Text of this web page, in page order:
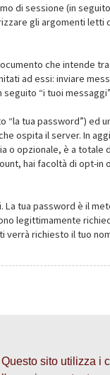
Questo sito utilizza i
di sessione (in
gli argomenti letti
che intende
ad essi: inviare
“i tuoi
tua password”) ed
ospita il server. In
o opzionale, è a totale
hai facoltà di opt-
tua password è il
legittimamente
verrà richiesto il tuo